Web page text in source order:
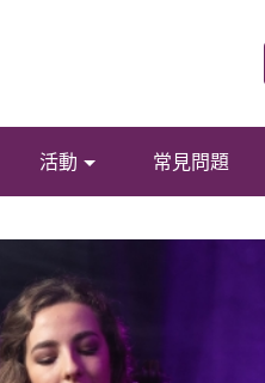
活動 常見問題